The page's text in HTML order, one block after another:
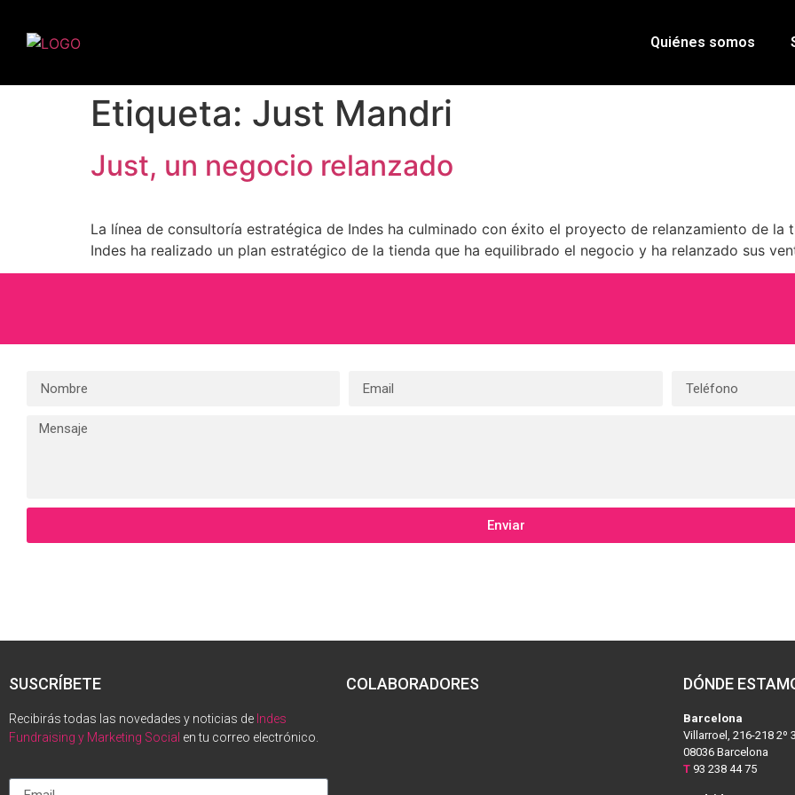
Quiénes somos
Etiqueta: Just Mandri
Just, un negocio relanzado
La línea de consultoría estratégica de Indes ha culminado con éxito el proyecto de relanzamiento de la
Indes ha realizado un plan estratégico de la tienda que ha equilibrado el negocio y ha relanzado sus
Enviar
SUSCRÍBETE
Recibirás todas las novedades y noticias de Indes
Fundraising y Marketing Social en tu correo electrónico.
COLABORADORES DÓNDE
Barcelona
Villarroel, 216-218 2º
08036 Barcelona
T93 238 44 75